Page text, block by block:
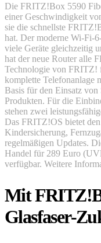
Die FRITZ!Box 5590
einer Geschwindigkeit
sie die schnellste
hat. Der moderne Wi-Fi-
viele Geräte gleichzeitig
hat der neue Router alle
Technologie von FRITZ!
komplette Telefonanlage
Basis für den Einsatz
Produkten. Für die
stehen zwei
Das FRITZ!OS bietet
Kindersicherung,
regelmäßigen Updates.
Handel für 289 Euro
verfügbar. Weitere
Mit
Glasfaser-